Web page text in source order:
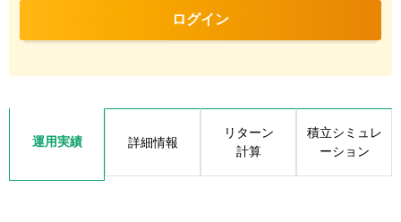
ログイン
運用実績 詳細情報
リターン
計算
積立シミュレ
ーション